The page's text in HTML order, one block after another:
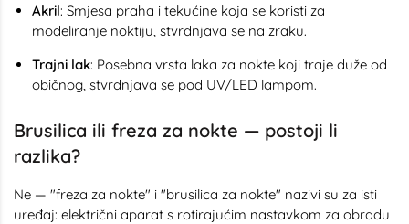
Akril: Smjesa praha i tekućine koja se koristi za
modeliranje noktiju, stvrdnjava se na zraku.
Trajni lak: Posebna vrsta laka za nokte koji traje duže od
običnog, stvrdnjava se pod UV/LED lampom.
Brusilica ili freza za nokte — postoji li
razlika?
Ne — "freza za nokte" i "brusilica za nokte" nazivi su za isti
uređaj: električni aparat s rotirajućim nastavkom za obradu